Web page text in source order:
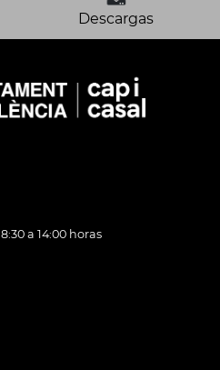
Descargas
a 14:00 horas